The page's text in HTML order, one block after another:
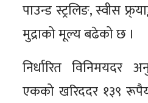
पाउन्ड स्ट्रलिङ, स्वीस
मुद्राको मूल्य बढेको छ ।
निर्धारित विनिमयदर
एकको खरिददर १३९